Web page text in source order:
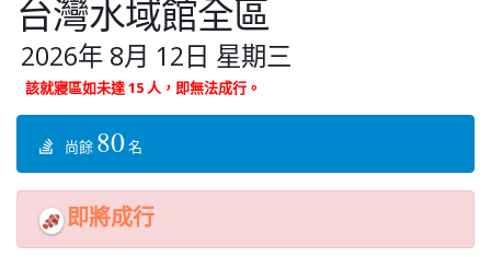
台灣水域館全區
2026年 8月 12日 星期三
該就寢區如未達 15 人，即無法成行。
尚餘 80名
即將成行